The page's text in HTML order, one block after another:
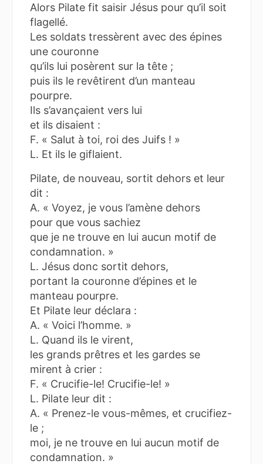
Alors Pilate fit saisir Jésus pour qu’il soit
flagellé.
Les soldats tressèrent avec des épines
une couronne
qu’ils lui posèrent sur la tête ;
puis ils le revêtirent d’un manteau
pourpre.
Ils s’avançaient vers lui
et ils disaient :
F. « Salut à toi, roi des Juifs ! »
L. Et ils le giflaient.
Pilate, de nouveau, sortit dehors et leur
dit :
A. « Voyez, je vous l’amène dehors
pour que vous sachiez
que je ne trouve en lui aucun motif de
condamnation. »
L. Jésus donc sortit dehors,
portant la couronne d’épines et le
manteau pourpre.
Et Pilate leur déclara :
A. « Voici l’homme. »
L. Quand ils le virent,
les grands prêtres et les gardes se
mirent à crier :
F. « Crucifie-le! Crucifie-le! »
L. Pilate leur dit :
A. « Prenez-le vous-mêmes, et crucifiez-
le ;
moi, je ne trouve en lui aucun motif de
condamnation. »